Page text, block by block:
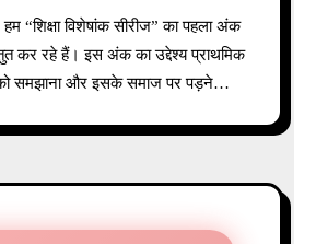
कर रहे हैं। इस अंक का उद्देश्य प्राथमिक
को समझाना और इसके समाज पर पड़ने…